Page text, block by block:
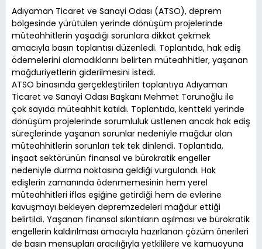
Adıyaman Ticaret ve Sanayi Odası (ATSO), deprem
bölgesinde yürütülen yerinde dönüşüm projelerinde
müteahhitlerin yaşadığı sorunlara dikkat çekmek
amacıyla basın toplantısı düzenledi. Toplantıda, hak ediş
ödemelerini alamadıklarını belirten müteahhitler, yaşanan
mağduriyetlerin giderilmesini istedi.
ATSO binasında gerçekleştirilen toplantıya Adıyaman
Ticaret ve Sanayi Odası Başkanı Mehmet Torunoğlu ile
çok sayıda müteahhit katıldı. Toplantıda, kentteki yerinde
dönüşüm projelerinde sorumluluk üstlenen ancak hak ediş
süreçlerinde yaşanan sorunlar nedeniyle mağdur olan
müteahhitlerin sorunları tek tek dinlendi. Toplantıda,
inşaat sektörünün finansal ve bürokratik engeller
nedeniyle durma noktasına geldiği vurgulandı. Hak
edişlerin zamanında ödenmemesinin hem yerel
müteahhitleri iflas eşiğine getirdiği hem de evlerine
kavuşmayı bekleyen depremzedeleri mağdur ettiği
belirtildi. Yaşanan finansal sıkıntıların aşılması ve bürokratik
engellerin kaldırılması amacıyla hazırlanan çözüm önerileri
de basın mensupları aracılığıyla yetkililere ve kamuoyuna